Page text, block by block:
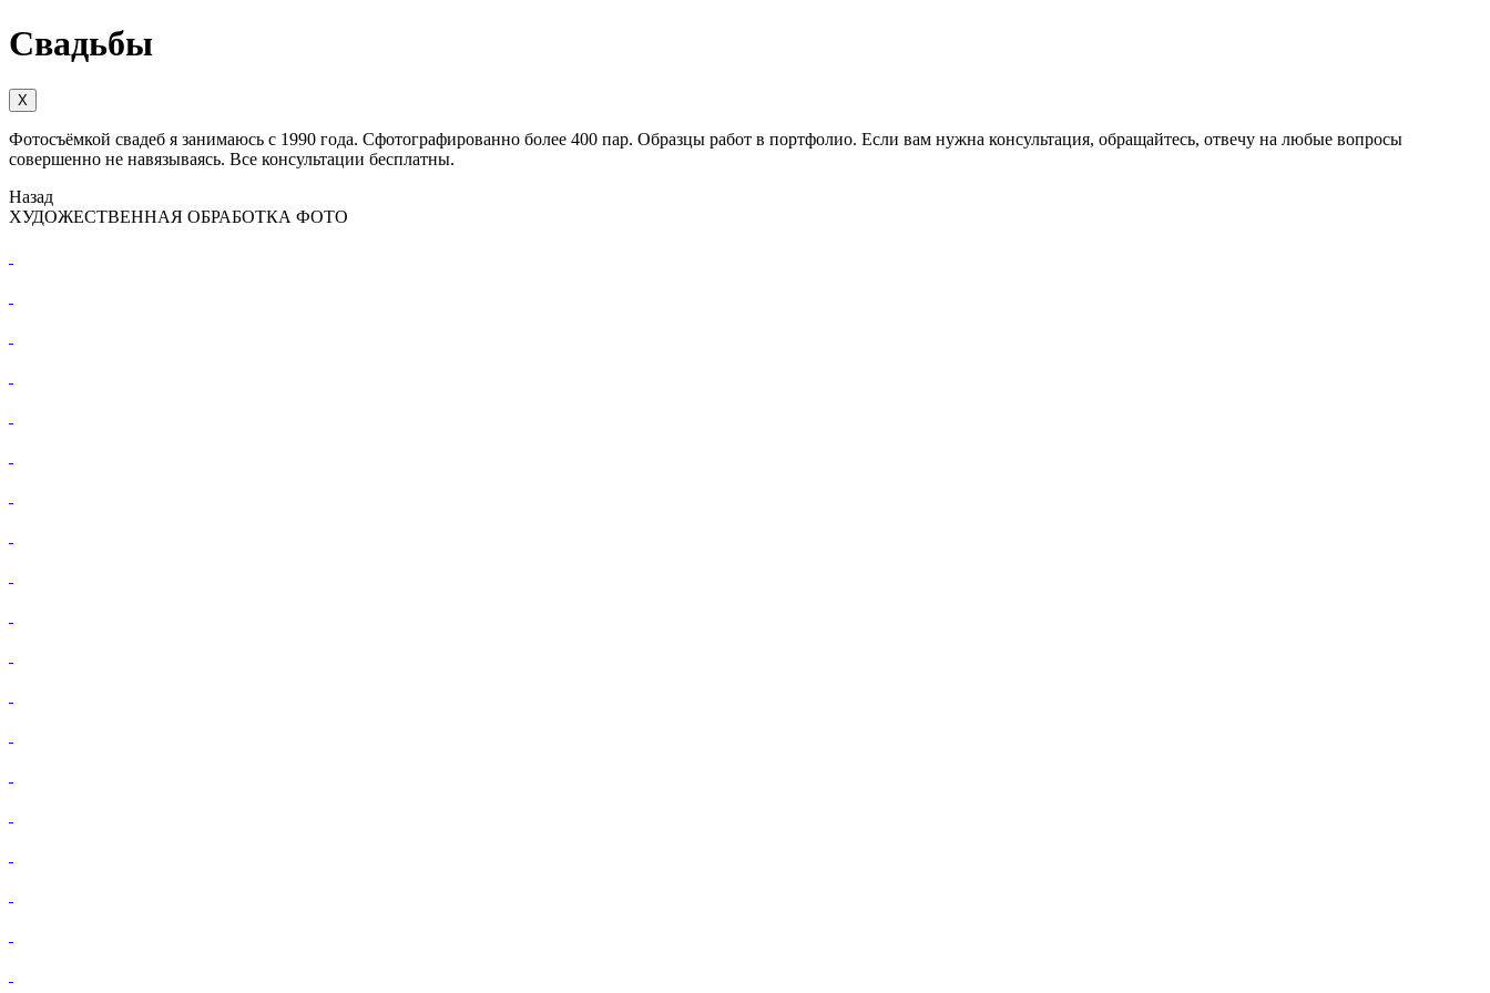
Свадьбы
X
Фотосъёмкой свадеб я занимаюсь с 1990 года. Сфотографированно более 400 пар. Образцы работ в портфолио. Если вам нужна консультация, обращайтесь, отвечу на любые вопросы
совершенно не навязываясь. Все консультации бесплатны.
Назад
ХУДОЖЕСТВЕННАЯ ОБРАБОТКА ФОТО